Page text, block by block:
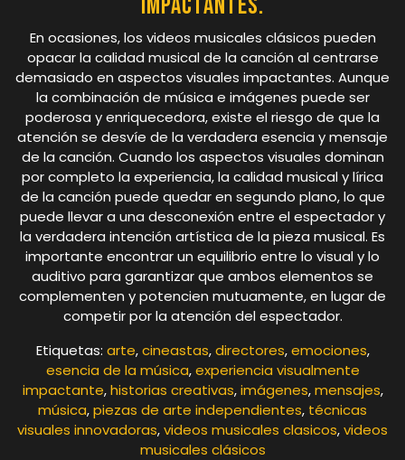
En ocasiones, los videos musicales clásicos pueden
opacar la calidad musical de la canción al centrarse
demasiado en aspectos visuales impactantes. Aunque
la combinación de música e imágenes puede ser
poderosa y enriquecedora, existe el riesgo de que la
atención se desvíe de la verdadera esencia y mensaje
de la canción. Cuando los aspectos visuales dominan
por completo la experiencia, la calidad musical y lírica
de la canción puede quedar en segundo plano, lo que
puede llevar a una desconexión entre el espectador y
la verdadera intención artística de la pieza musical. Es
importante encontrar un equilibrio entre lo visual y lo
auditivo para garantizar que ambos elementos se
complementen y potencien mutuamente, en lugar de
competir por la atención del espectador.
Etiquetas: arte,cineastas,directores,emociones,
esencia de la música,experiencia visualmente
impactante,historias creativas,imágenes,mensajes,
música,piezas de arte independientes, técnicas
visuales innovadoras,videos musicales clasicos,videos
musicales clásicos